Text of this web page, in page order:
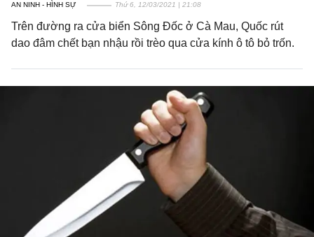
AN NINH - HÌNH SỰ Thứ 6, 12/03/2021 | 21:08
Trên đường ra cửa biển Sông Đốc ở Cà Mau, Quốc rút
dao đâm chết bạn nhậu rồi trèo qua cửa kính ô tô bỏ trốn.